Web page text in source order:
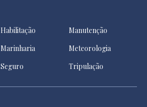
Habilitação
Manutenção
Marinharia
Meteorologia
Seguro Tripulação